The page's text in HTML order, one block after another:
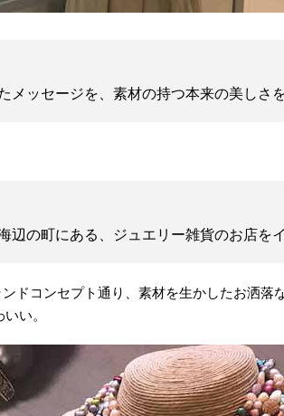
メッセージを、素材の持つ本来の美しさ
の町にある、ジュエリー雑貨のお店を
ドコンセプト通り、素材を生かしたお洒落
い。